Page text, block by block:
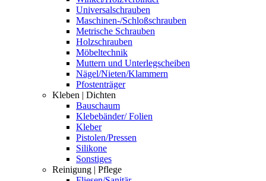
Universalschrauben
Maschinen-/Schloßschrauben
Metrische Schrauben
Holzschrauben
Möbeltechnik
Muttern und Unterlegscheiben
Nägel/Nieten/Klammern
Pfostenträger
Kleben | Dichten
Bauschaum
Klebebänder/ Folien
Kleber
Pistolen/Pressen
Silikone
Sonstiges
Reinigung | Pflege